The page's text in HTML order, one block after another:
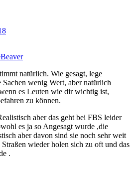
natürlich. Wie gesagt, lege
Sachen wenig Wert, aber natürlich
es Leuten wie dir wichtig ist,
zu können.
aber das geht bei FBS leider
es ja so Angesagt wurde ,die
aber davon sind sie noch sehr weit
wieder holen sich zu oft und das
.